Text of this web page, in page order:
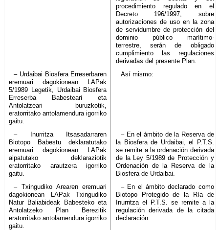
procedimiento regulado en el
Decreto 196/1997, sobre
autorizaciones de uso en la zona
de servidumbre de protección del
dominio público marítimo-
terrestre, serán de obligado
cumplimiento las regulaciones
derivadas del presente Plan.
– Urdaibai Biosfera Erreserbaren
eremuari dagokionean LAPak
5/1989 Legetik, Urdaibai Biosfera
Erreserba Babesteari eta
Antolatzeari buruzkotik,
eratorritako antolamendura igorriko
gaitu.
Así mismo:
– Inurritza Itsasadarraren
Biotopo Babestu deklaratutako
eremuari dagokionean LAPak
aipatutako deklaraziotik
eratorritako arautzera igorriko
gaitu.
– En el ámbito de la Reserva de
la Biosfera de Urdaibai, el P.T.S.
se remite a la ordenación derivada
de la Ley 5/1989 de Protección y
Ordenación de la Reserva de la
Biosfera de Urdaibai.
– Txingudiko Arearen eremuari
dagokionean LAPak Txingudiko
Natur Baliabideak Babesteko eta
Antolatzeko Plan Berezitik
eratorritako antolamendura igorriko
gaitu.
– En el ámbito declarado como
Biotopo Protegido de la Ría de
Inurritza el P.T.S. se remite a la
regulación derivada de la citada
declaración.